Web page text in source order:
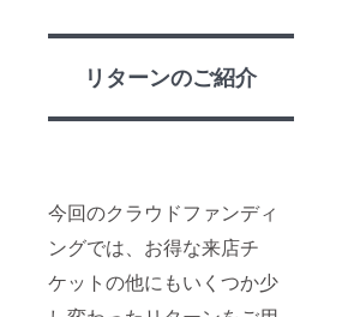
リターンのご紹介
今回のクラウドファンディ
ングでは、お得な来店チ
ケットの他にもいくつか少